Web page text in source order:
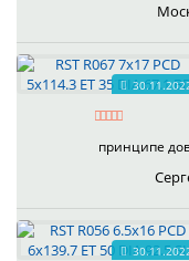
принципе